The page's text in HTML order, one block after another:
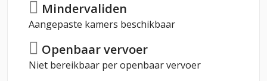
Mindervaliden
Aangepaste kamers beschikbaar
Openbaar vervoer
Niet bereikbaar per openbaar vervoer